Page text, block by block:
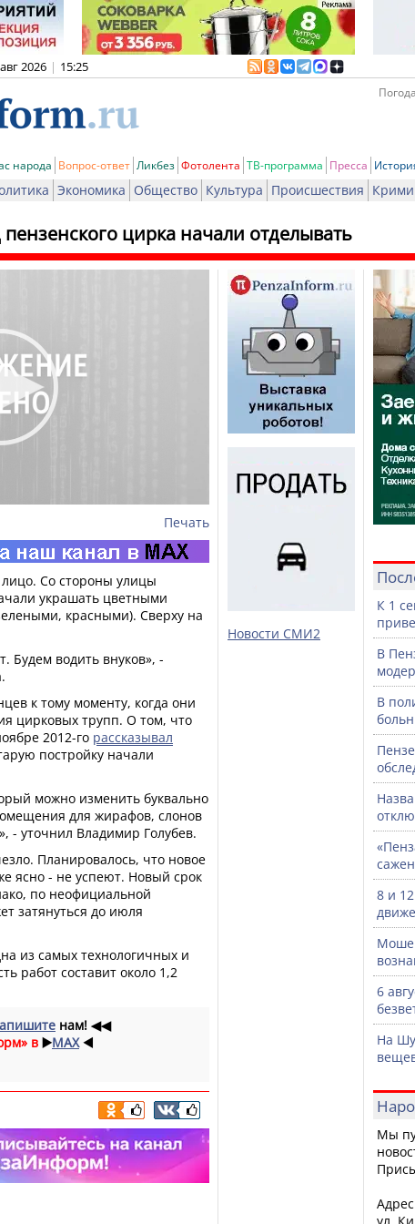
2026 | 15:25
народа Вопрос-ответ Ликбез Фотолента ТВ-программа Пресса
Экономика Общество Культура Происшествия
цирка начали отделывать
Печать
лицо. Со стороны улицы
украшать цветными
красными). Сверху на
Будем водить внуков», -
к тому моменту, когда они
цирковых трупп. О том, что
2012-го рассказывал
постройку начали
можно изменить буквально
для жирафов, слонов
- уточнил Владимир Голубев.
Планировалось, что новое
ясно - не успеют. Новый срок
по неофициальной
затянуться до июля
из самых технологичных и
работ составит около 1,2
нам! ◀◀
в ▶️MAX ◀️
Новости СМИ2
К 1
В
В
8 и
6
На
Мы